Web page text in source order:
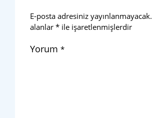
E-posta adresiniz yayınlanmayacak.
alanlar * ile işaretlenmişlerdir
Yorum *